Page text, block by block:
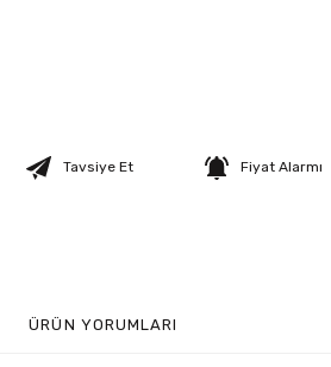
Tavsiye Et Fiyat Alarmı
ÜRÜN YORUMLARI